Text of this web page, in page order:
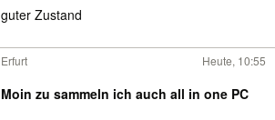
guter Zustand
Erfurt Heute, 10:55
Moin zu sammeln ich auch all in one PC